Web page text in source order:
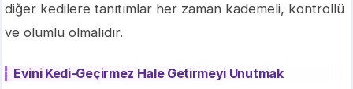
diğer kedilere tanıtımlar her zaman kademeli, kontrollü
ve olumlu olmalıdır.
Evini Kedi-Geçirmez Hale Getirmeyi Unutmak